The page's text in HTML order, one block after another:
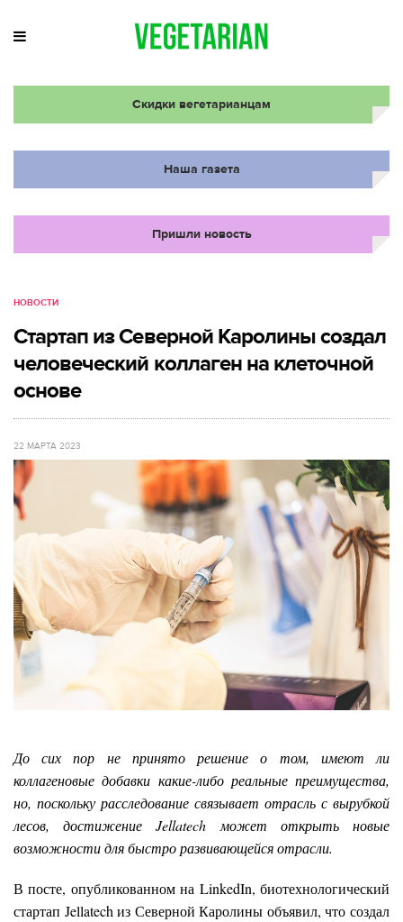
Скидки вегетарианцам
Наша газета
Пришли новость
НОВОСТИ
Стартап из Северной Каролины создал
человеческий коллаген на клеточной
основе
22 МАРТА 2023
До сих пор не принято решение о том, имеют ли
коллагеновые добавки какие-либо реальные преимущества,
но, поскольку расследование связывает отрасль с вырубкой
лесов, достижение Jellatech может открыть новые
возможности для быстро развивающейся отрасли.
В посте, опубликованном на LinkedIn, биотехнологический
стартап Jellatech из Северной Каролины объявил, что создал